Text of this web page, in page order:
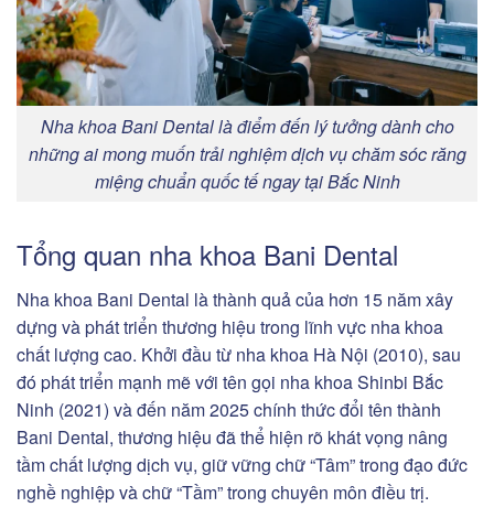
Nha khoa Bani Dental là điểm đến lý tưởng dành cho
những ai mong muốn trải nghiệm dịch vụ chăm sóc răng
miệng chuẩn quốc tế ngay tại Bắc Ninh
Tổng quan nha khoa Bani Dental
Nha khoa Bani Dental là thành quả của hơn 15 năm xây
dựng và phát triển thương hiệu trong lĩnh vực nha khoa
chất lượng cao. Khởi đầu từ nha khoa Hà Nội (2010), sau
đó phát triển mạnh mẽ với tên gọi nha khoa Shinbi Bắc
Ninh (2021) và đến năm 2025 chính thức đổi tên thành
Bani Dental, thương hiệu đã thể hiện rõ khát vọng nâng
tầm chất lượng dịch vụ, giữ vững chữ “Tâm” trong đạo đức
nghề nghiệp và chữ “Tầm” trong chuyên môn điều trị.